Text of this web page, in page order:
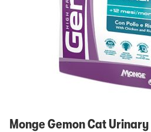
Monge Gemon Cat